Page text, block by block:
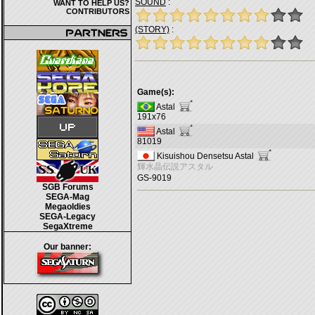
WANT TO HELP US?
CONTRIBUTORS
SGB Forums
SEGA-Mag
Megaoldies
SEGA-Legacy
SegaXtreme
Our banner:
SOUND :
(STORY) :
Game(s):
Astal
191x76
Astal
81019
Kisuishou Densetsu Astal
輝水晶伝説アスタル
GS-9019